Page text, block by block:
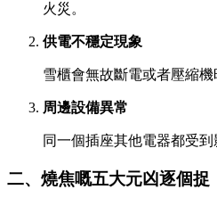
火災。
供電不穩定現象
雪櫃會無故斷電或者壓縮
周邊設備異常
同一個插座其他電器都受
二、燒焦嘅五大元凶逐個捉